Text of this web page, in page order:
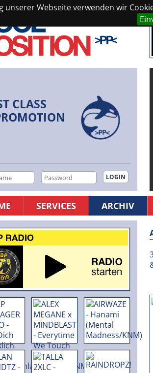
unserer Webseite verwenden wir
CLASS
SERVICES ARCHIV